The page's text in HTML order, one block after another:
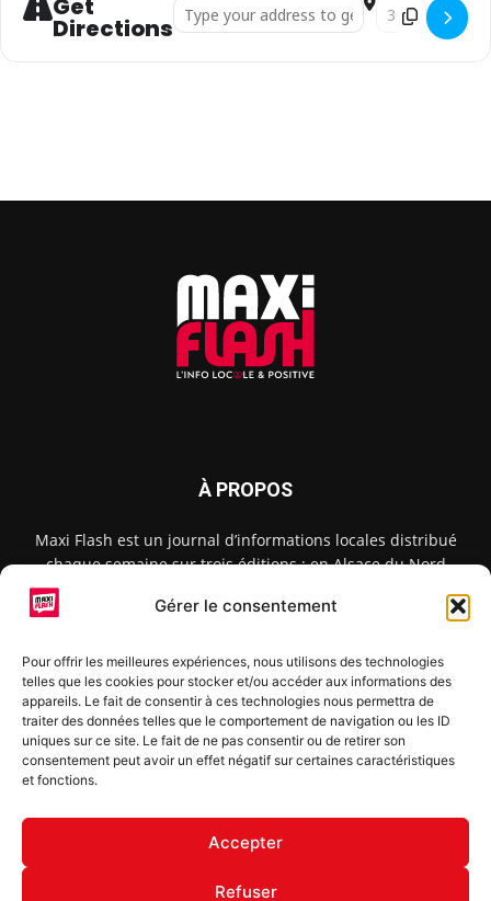
Gérer le consentement
Pour offrir les meilleures expériences, nous utilisons des technologies
telles que les cookies pour stocker et/ou accéder aux informations des
appareils. Le fait de consentir à ces technologies nous permettra de
traiter des données telles que le comportement de navigation ou les ID
uniques sur ce site. Le fait de ne pas consentir ou de retirer son
consentement peut avoir un effet négatif sur certaines caractéristiques
et fonctions.
Accepter
Refuser
Get
Directions
Address - National 2 : SR-Colmar - AS
Destination
À PROPOS
Maxi Flash est un journal d’informations locales distribué
chaque semaine sur trois éditions : en Alsace du Nord
depuis 2015, dans les secteurs d’Obernai-Molsheim-Erstein
depuis 2022, et à Colmar, Vignoble et Plaine depuis 2023.
SUIVEZ-NOUS
S'inscrire à la newsletter